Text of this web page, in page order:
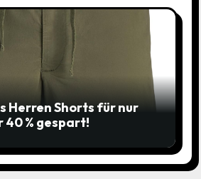
Herren Shorts für nur
40 % gespart!